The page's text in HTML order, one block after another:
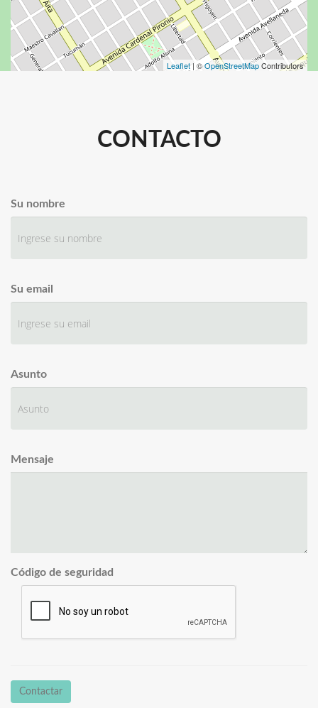
Leaflet| ©OpenStreetMapContributors
CONTACTO
Su nombre
Su email
Asunto
Mensaje
Código de seguridad
Contactar